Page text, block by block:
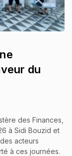
du
des Finances,
à Sidi Bouzid et
acteurs
à ces journées.